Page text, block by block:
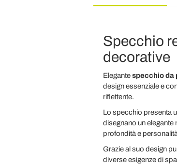
Specchio
decorative
Elegantespecchio da
design essenziale e
riflettente.
Lo specchio presenta
disegnano un
profondità e
Grazie al suo design
diverse esigenze di